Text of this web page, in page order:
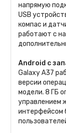
напрямую
USB
компас и
работают с
Android с
Galaxy A37
версии
модели. 8 ГБ
управлением
интерфейсом